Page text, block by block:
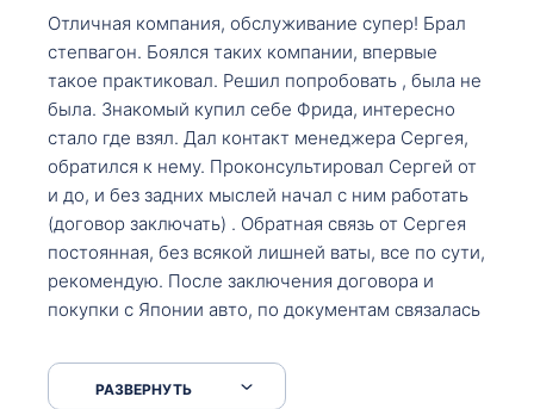
Отличная компания, обслуживание супер! Брал
степвагон. Боялся таких компании, впервые
такое практиковал. Решил попробовать , была не
была. Знакомый купил себе Фрида, интересно
стало где взял. Дал контакт менеджера Сергея,
обратился к нему. Проконсультировал Сергей от
и до, и без задних мыслей начал с ним работать
(договор заключать) . Обратная связь от Сергея
постоянная, без всякой лишней ваты, все по сути,
рекомендую. После заключения договора и
покупки с Японии авто, по документам связалась
что заполнить, куда зайти, образцы и т.д. После
приехал за авто. Меня тепло встретили Сергей с
РАЗВЕРНУТЬ